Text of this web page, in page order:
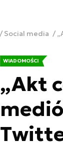
Social media
WIADOMOŚCI
„Akt